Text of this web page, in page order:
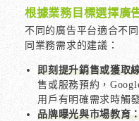
根據業務目標選擇廣
不同的廣告平台適合不
同業務需求的建議：
即刻提升銷售或獲取
售或服務預約，
用戶有明確需求時觸
品牌曝光與市場教育